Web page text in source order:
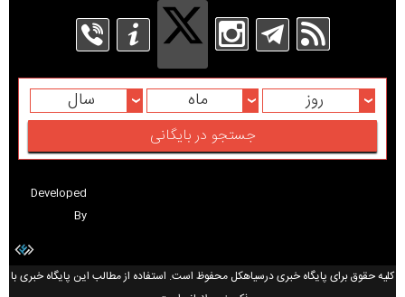
روز ماه سال
Developed
By
کلیه حقوق برای پایگاه خبری درسیاهکل محفوظ است. استفاده از مطالب این پایگاه خبری با